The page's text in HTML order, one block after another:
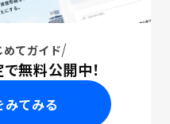
てガイド
無料公開中！
みてみる